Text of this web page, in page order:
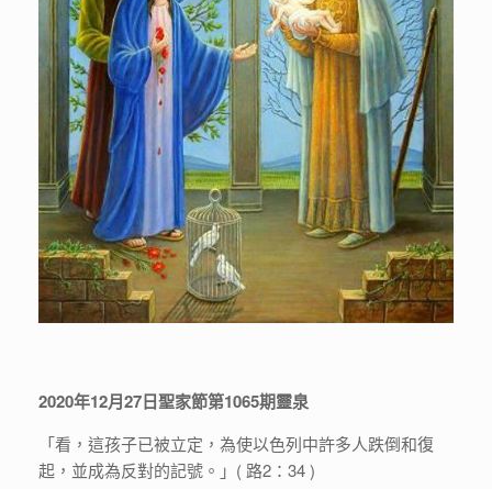
2020年12月27日聖家節第1065期靈泉
「看，這孩子已被立定，為使以色列中許多人跌倒和復
起，並成為反對的記號。」( 路2：34 )